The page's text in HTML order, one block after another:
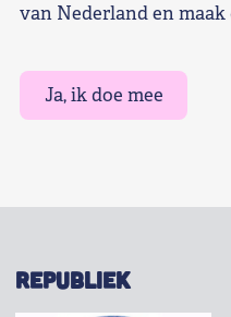
van Nederland en
Ja, ik doe mee
REPUBLIEK